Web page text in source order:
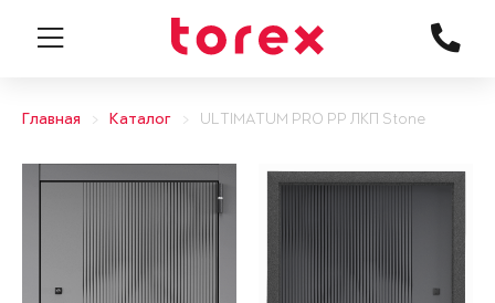
Главная Каталог ULTIMATUM PRO PP ЛКП Stone